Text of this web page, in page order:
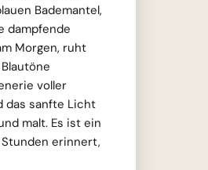
Bademantel,
dampfende
Morgen, ruht
voller
das sanfte Licht
malt. Es ist ein
erinnert,